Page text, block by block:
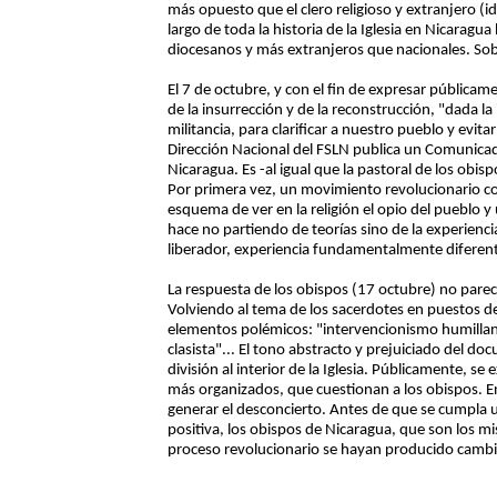
más opuesto que el clero religioso y extranjero
largo de toda la historia de la Iglesia en
diocesanos y más extranjeros que nacionales.
El 7 de octubre, y con el fin de expresar
de la insurrección y de la reconstrucción, "dada
militancia, para clarificar a nuestro pueblo y
Dirección Nacional del FSLN publica un
Nicaragua. Es -al igual que la pastoral de los
Por primera vez, un movimiento revolucionario
esquema de ver en la religión el opio del pueblo
hace no partiendo de teorías sino de la
liberador, experiencia fundamentalmente
La respuesta de los obispos (17 octubre) no
Volviendo al tema de los sacerdotes en puestos
elementos polémicos: "intervencionismo
clasista"... El tono abstracto y prejuiciado del
división al interior de la Iglesia. Públicamente, se
más organizados, que cuestionan a los obispos.
generar el desconcierto. Antes de que se cumpla
positiva, los obispos de Nicaragua, que son los
proceso revolucionario se hayan producido